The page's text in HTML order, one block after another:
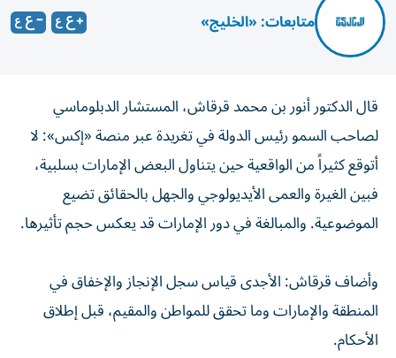
متابعات: «الخليج»
قال الدكتور أنور بن محمد قرقاش، المستشار الدبلوماسي
لصاحب السمو رئيس الدولة في تغريدة عبر منصة «إكس»: لا
أتوقع كثيراً من الواقعية حين يتناول البعض الإمارات بسلبية،
فبين الغيرة والعمى الأيديولوجي والجهل بالحقائق تضيع
الموضوعية. والمبالغة في دور الإمارات قد يعكس حجم تأثيرها.
وأضاف قرقاش: الأجدى قياس سجل الإنجاز والإخفاق في
المنطقة والإمارات وما تحقق للمواطن والمقيم، قبل إطلاق
الأحكام.